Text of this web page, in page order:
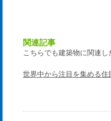
関連記事
こちらでも建築物に関連し
世界中から注目を集める